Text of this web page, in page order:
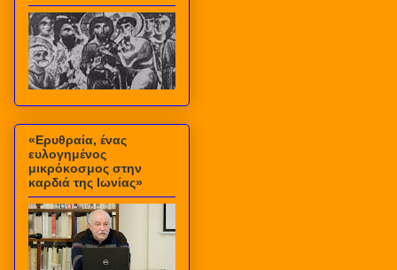
«Ερυθραία, ένας
ευλογημένος
μικρόκοσμος στην
καρδιά της Ιωνίας»